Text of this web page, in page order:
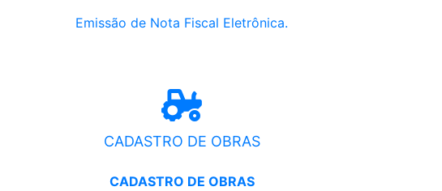
Emissão de Nota Fiscal Eletrônica.
CADASTRO DE OBRAS
CADASTRO DE OBRAS